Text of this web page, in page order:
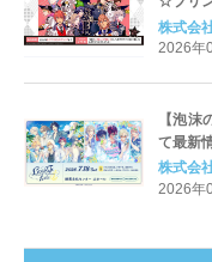
株式会
2026年
【泡
て最新
株式会
2026年